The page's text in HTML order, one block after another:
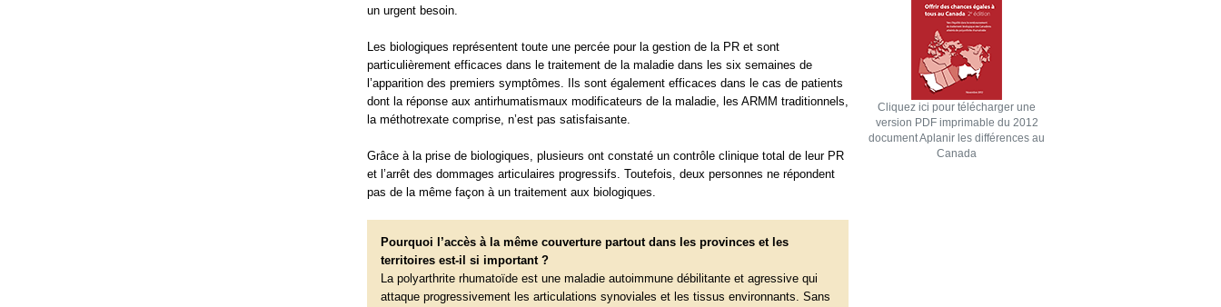
un urgent besoin.
Les biologiques représentent toute une percée pour la gestion de la PR et sont
particulièrement efficaces dans le traitement de la maladie dans les six semaines de
l’apparition des premiers symptômes. Ils sont également efficaces dans le cas de patients
dont la réponse aux antirhumatismaux modificateurs de la maladie, les ARMM traditionnels,
la méthotrexate comprise, n’est pas satisfaisante.
Grâce à la prise de biologiques, plusieurs ont constaté un contrôle clinique total de leur PR
et l’arrêt des dommages articulaires progressifs. Toutefois, deux personnes ne répondent
pas de la même façon à un traitement aux biologiques.
Pourquoi l’accès à la même couverture partout dans les provinces et les
territoires est-il si important ?
La polyarthrite rhumatoïde est une maladie autoimmune débilitante et agressive qui
attaque progressivement les articulations synoviales et les tissus environnants. Sans
Cliquez ici pour télécharger une
version PDF imprimable du 2012
document Aplanir les différences au
Canada